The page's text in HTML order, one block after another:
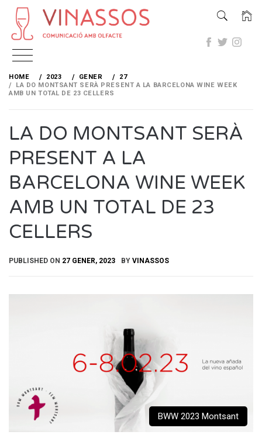
Skip
content
HOME 2023 GENER
27
LA DO MONTSANT SERÀ PRESENT A LA BARCELONA WINE WEEK
AMB UN TOTAL DE 23 CELLERS
LA DO MONTSANT SERÀ
PRESENT A LA
BARCELONA WINE WEEK
AMB UN TOTAL DE 23
CELLERS
PUBLISHED ON 27 GENER, 2023 BY VINASSOS
BWW 2023 Montsant